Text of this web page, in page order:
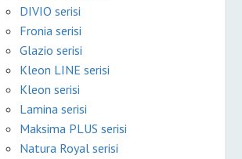
DIVIO serisi
Fronia serisi
Glazio serisi
Kleon LINE serisi
Kleon serisi
Lamina serisi
Maksima PLUS serisi
Natura Royal serisi